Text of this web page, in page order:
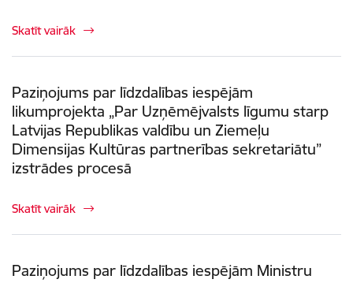
Skatīt vairāk
Paziņojums par līdzdalības iespējām
likumprojekta „Par Uzņēmējvalsts līgumu starp
Latvijas Republikas valdību un Ziemeļu
Dimensijas Kultūras partnerības sekretariātu”
izstrādes procesā
Skatīt vairāk
Paziņojums par līdzdalības iespējām Ministru